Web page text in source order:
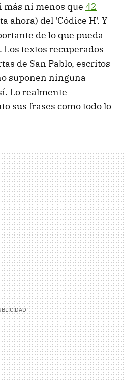
más ni menos que 42
ahora) del 'Códice H'. Y
de lo que pueda
textos recuperados
de San Pablo, escritos
suponen ninguna
Lo realmente
sus frases como todo lo